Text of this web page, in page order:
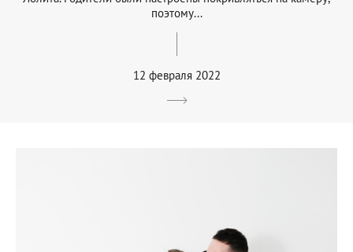
поэтому...
12 февраля 2022